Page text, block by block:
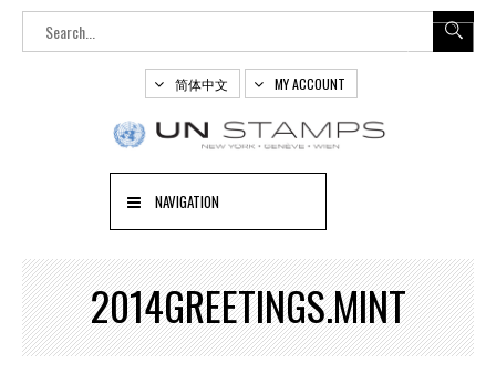
简体中文 MY ACCOUNT
NAVIGATION
2014GREETINGS.MINT